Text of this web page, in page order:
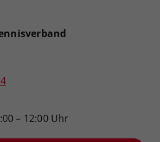
– 12:00 Uhr